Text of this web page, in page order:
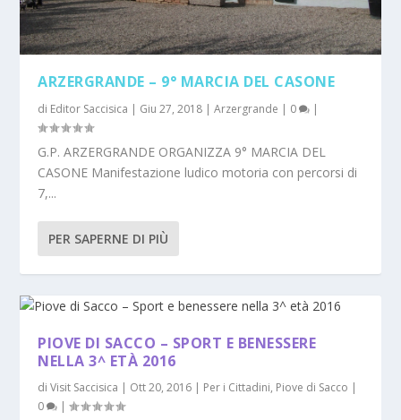
ARZERGRANDE – 9° MARCIA DEL CASONE
di Editor Saccisica | Giu 27, 2018 |Arzergrande | 0 |
G.P. ARZERGRANDE ORGANIZZA 9° MARCIA DEL
CASONE Manifestazione ludico motoria con percorsi di
7,...
PER SAPERNE DI PIÙ
PIOVE DI SACCO – SPORT E BENESSERE
NELLA 3^ ETÀ 2016
diVisit Saccisica | Ott 20, 2016 | Per i Cittadini, Piove di Sacco |
0
|